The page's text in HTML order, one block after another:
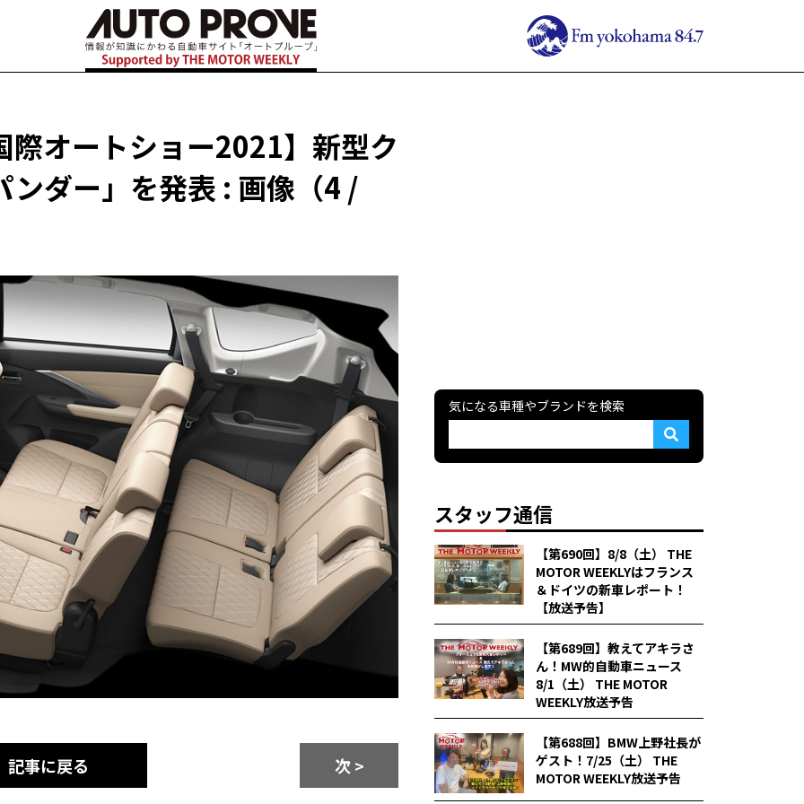
オートショー2021】新型ク
ダー」を発表 : 画像（4 /
記事に戻る 次 >
気になる車種やブランドを検索
スタッフ通信
【第690回】8/8（土） THE
MOTOR WEEKLYはフランス
＆ドイツの新車レポート！
【放送予告】
【第689回】教えてアキラさ
ん！MW的自動車ニュース
8/1（土） THE MOTOR
WEEKLY放送予告
【第688回】BMW上野社長が
ゲスト！7/25（土） THE
MOTOR WEEKLY放送予告